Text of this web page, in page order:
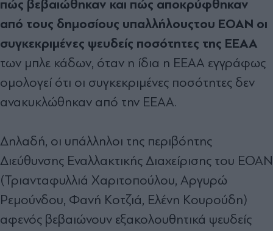
πώς βεβαιώθηκαν και πώς αποκρύφθηκαν
από τους δηµοσίους υπαλλήλουςτου ΕΟΑΝ οι
συγκεκριµένες ψευδείς ποσότητες της ΕΕΑΑ
των µπλε κάδων, όταν η ίδια η ΕΕΑΑ εγγράφως
οµολογεί ότι οι συγκεκριµένες ποσότητες δεν
ανακυκλώθηκαν από την ΕΕΑΑ.
∆ηλαδή, οι υπάλληλοι της περιβόητης
∆ιεύθυνσης Εναλλακτικής ∆ιαχείρισης του ΕΟΑΝ
(Τριανταφυλλιά Χαριτοπούλου, Αργυρώ
Ρεµούνδου, Φανή Κοτζιά, Ελένη Κουρούδη)
αφενός βεβαιώνουν εξακολουθητικά ψευδείς